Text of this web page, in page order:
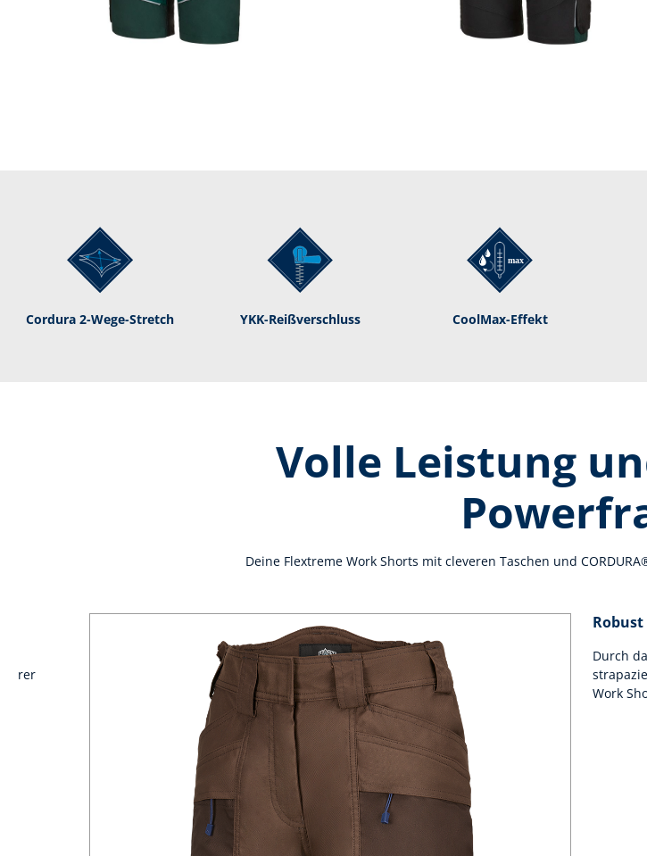
Cordura 2-Wege-Stretch YKK-Reißverschluss CoolMax-Effekt
Volle Leistung
Deine Flextreme Work Shorts mit cleveren Taschen und
Durch
Work